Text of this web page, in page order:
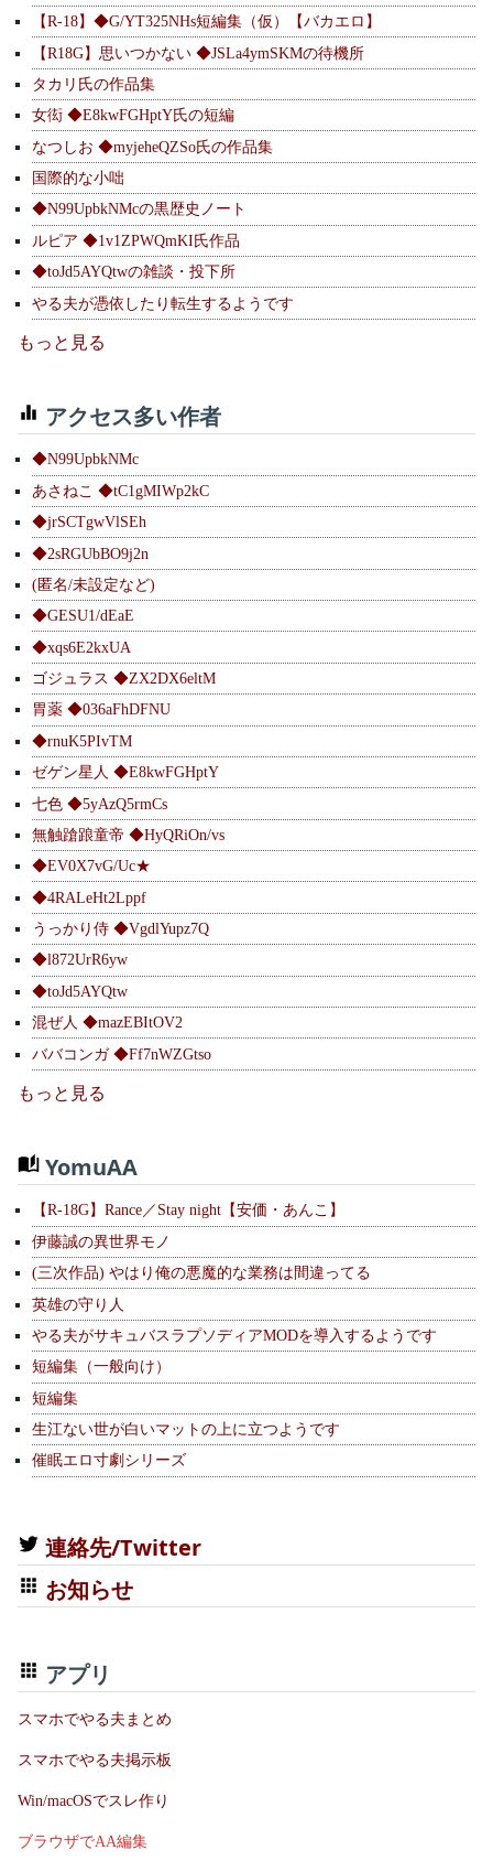
【R-18】◆G/YT325NHs短編集（仮）【バカエロ】
【R18G】思いつかない ◆JSLa4ymSKMの待機所
タカリ氏の作品集
女衒 ◆E8kwFGHptY氏の短編
なつしお ◆myjeheQZSo氏の作品集
国際的な小咄
◆N99UpbkNMcの黒歴史ノート
ルピア ◆1v1ZPWQmKI氏作品
◆toJd5AYQtwの雑談・投下所
やる夫が憑依したり転生するようです
もっと見る
アクセス多い作者
◆N99UpbkNMc
あさねこ ◆tC1gMIWp2kC
◆jrSCTgwVlSEh
◆2sRGUbBO9j2n
(匿名/未設定など)
◆GESU1/dEaE
◆xqs6E2kxUA
ゴジュラス ◆ZX2DX6eltM
胃薬 ◆036aFhDFNU
◆rnuK5PIvTM
ゼゲン星人 ◆E8kwFGHptY
七色 ◆5yAzQ5rmCs
無触蹌踉童帝 ◆HyQRiOn/vs
◆EV0X7vG/Uc★
◆4RALeHt2Lppf
うっかり侍 ◆VgdlYupz7Q
◆l872UrR6yw
◆toJd5AYQtw
混ぜ人 ◆mazEBItOV2
ババコンガ ◆Ff7nWZGtso
もっと見る
YomuAA
【R-18G】Rance／Stay night【安価・あんこ】
伊藤誠の異世界モノ
(三次作品) やはり俺の悪魔的な業務は間違ってる
英雄の守り人
やる夫がサキュバスラプソディアMODを導入するようです
短編集（一般向け）
短編集
生江ない世が白いマットの上に立つようです
催眠エロ寸劇シリーズ
連絡先/Twitter
お知らせ
アプリ
スマホでやる夫まとめ
スマホでやる夫掲示板
Win/macOSでスレ作り
ブラウザでAA編集